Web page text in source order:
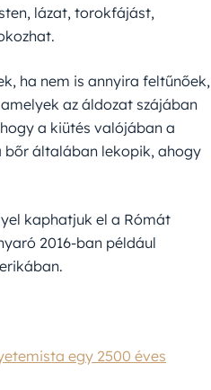
lázat, torokfájást,
ha nem is annyira feltűnőek,
az áldozat szájában
a kiütés valójában a
bőr általában lekopik, ahogy
kaphatjuk el a Rómát
2016-ban például
egy 2500 éves